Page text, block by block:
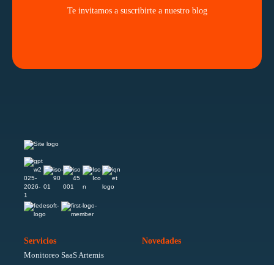
Te invitamos a suscribirte a nuestro blog
Servicios
Monitoreo SaaS Artemis
Novedades